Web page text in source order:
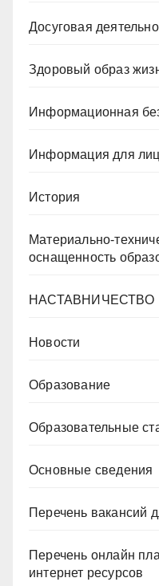
Досуговая
Здоровый образ
Информационная
Информация для
История
Материально-
оснащенность
НАСТАВНИЧЕСТВО
Новости
Образование
Образовательные
Основные сведения
Перечень вакансий
Перечень онлайн
интернет ресурсов